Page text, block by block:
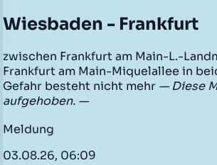
Wiesbaden - Frankfurt
zwischen Frankfurt am Main-L.-
Frankfurt am Main-Miquelallee in
Gefahr besteht nicht mehr — Diese
aufgehoben. —
Meldung
03.08.26, 06:09